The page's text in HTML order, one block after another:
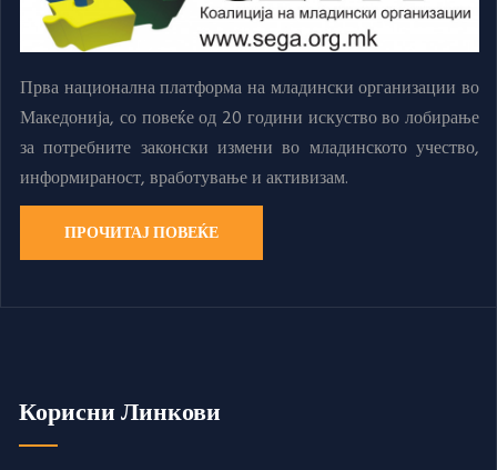
Прва национална платформа на младински организации во
Македонија, со повеќе од 20 години искуство во лобирање
за потребните законски измени во младинското учество,
информираност, вработување и активизам.
ПРОЧИТАЈ ПОВЕЌЕ
Корисни Линкови